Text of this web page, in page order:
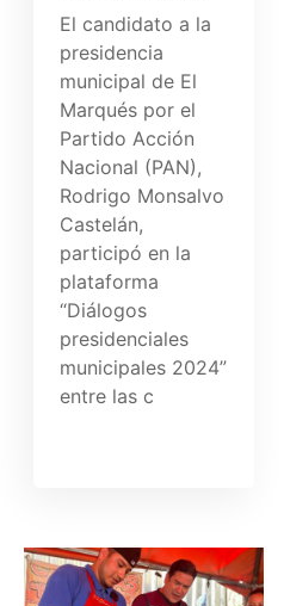
El candidato a la
presidencia
municipal de El
Marqués por el
Partido Acción
Nacional (PAN),
Rodrigo Monsalvo
Castelán,
participó en la
plataforma
“Diálogos
presidenciales
municipales 2024”
entre las c